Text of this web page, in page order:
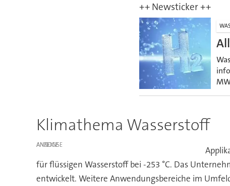
++ Newsticker ++
Klimathema Wasserstoff
ANZEIGE
für flüssigen Wasserstoff bei -253 °C. Das
entwickelt. Weitere Anwendungsbereiche im